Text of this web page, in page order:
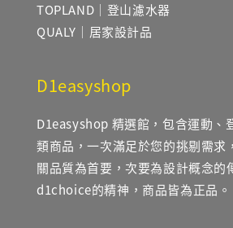
TOPLAND｜登山濾水器
QUALY｜居家設計品
D1easyshop
D1easyshop 精選館，包含運動、
類商品，一次滿足於您的挑剔需求
關品質為首要，次要為設計概念的
d1choice的精神，商品皆為正品。